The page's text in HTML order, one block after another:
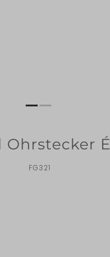
Ohrstecker
FG321